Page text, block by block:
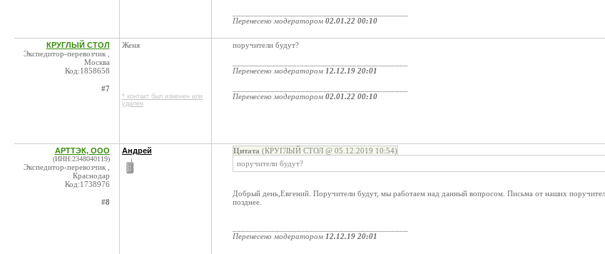
Перенесено модератором 02.01.22 00:10
КРУГЛЫЙ СТОЛ
Экспедитор-перевозчик ,
Москва
Код:1858658
#7
Женя
* контакт был изменен или
удален
поручители будут?
Перенесено модератором 12.12.19 20:01
Перенесено модератором 02.01.22 00:10
АРТТЭК, ООО
(ИНН:2348040119)
Экспедитор-перевозчик ,
Краснодар
Код:1738976
#8
Андрей Цитата (КРУГЛЫЙ СТОЛ @ 05.12.2019 10:54)
поручители будут?
Добрый день,Евгений. Поручители будут, мы работаем над данный вопросом. Письма от наших
позднее.
Перенесено модератором 12.12.19 20:01